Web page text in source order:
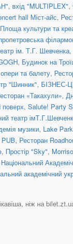
вхід "MULTIPLEX",
hall Міст-айс,
Площа культури та
ім. Т.Г. Шевченка,
, Будинок на
та балету,
"Шинник", БІЗНЕС-
«Такахули»,
поверх, Salute! Party
театр
музики, Lake Park
, Ресторан
, Простір "Sky",
академічний
ніж на